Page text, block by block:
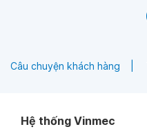
Câu chuyện khách hàng
Hệ thống Vinmec